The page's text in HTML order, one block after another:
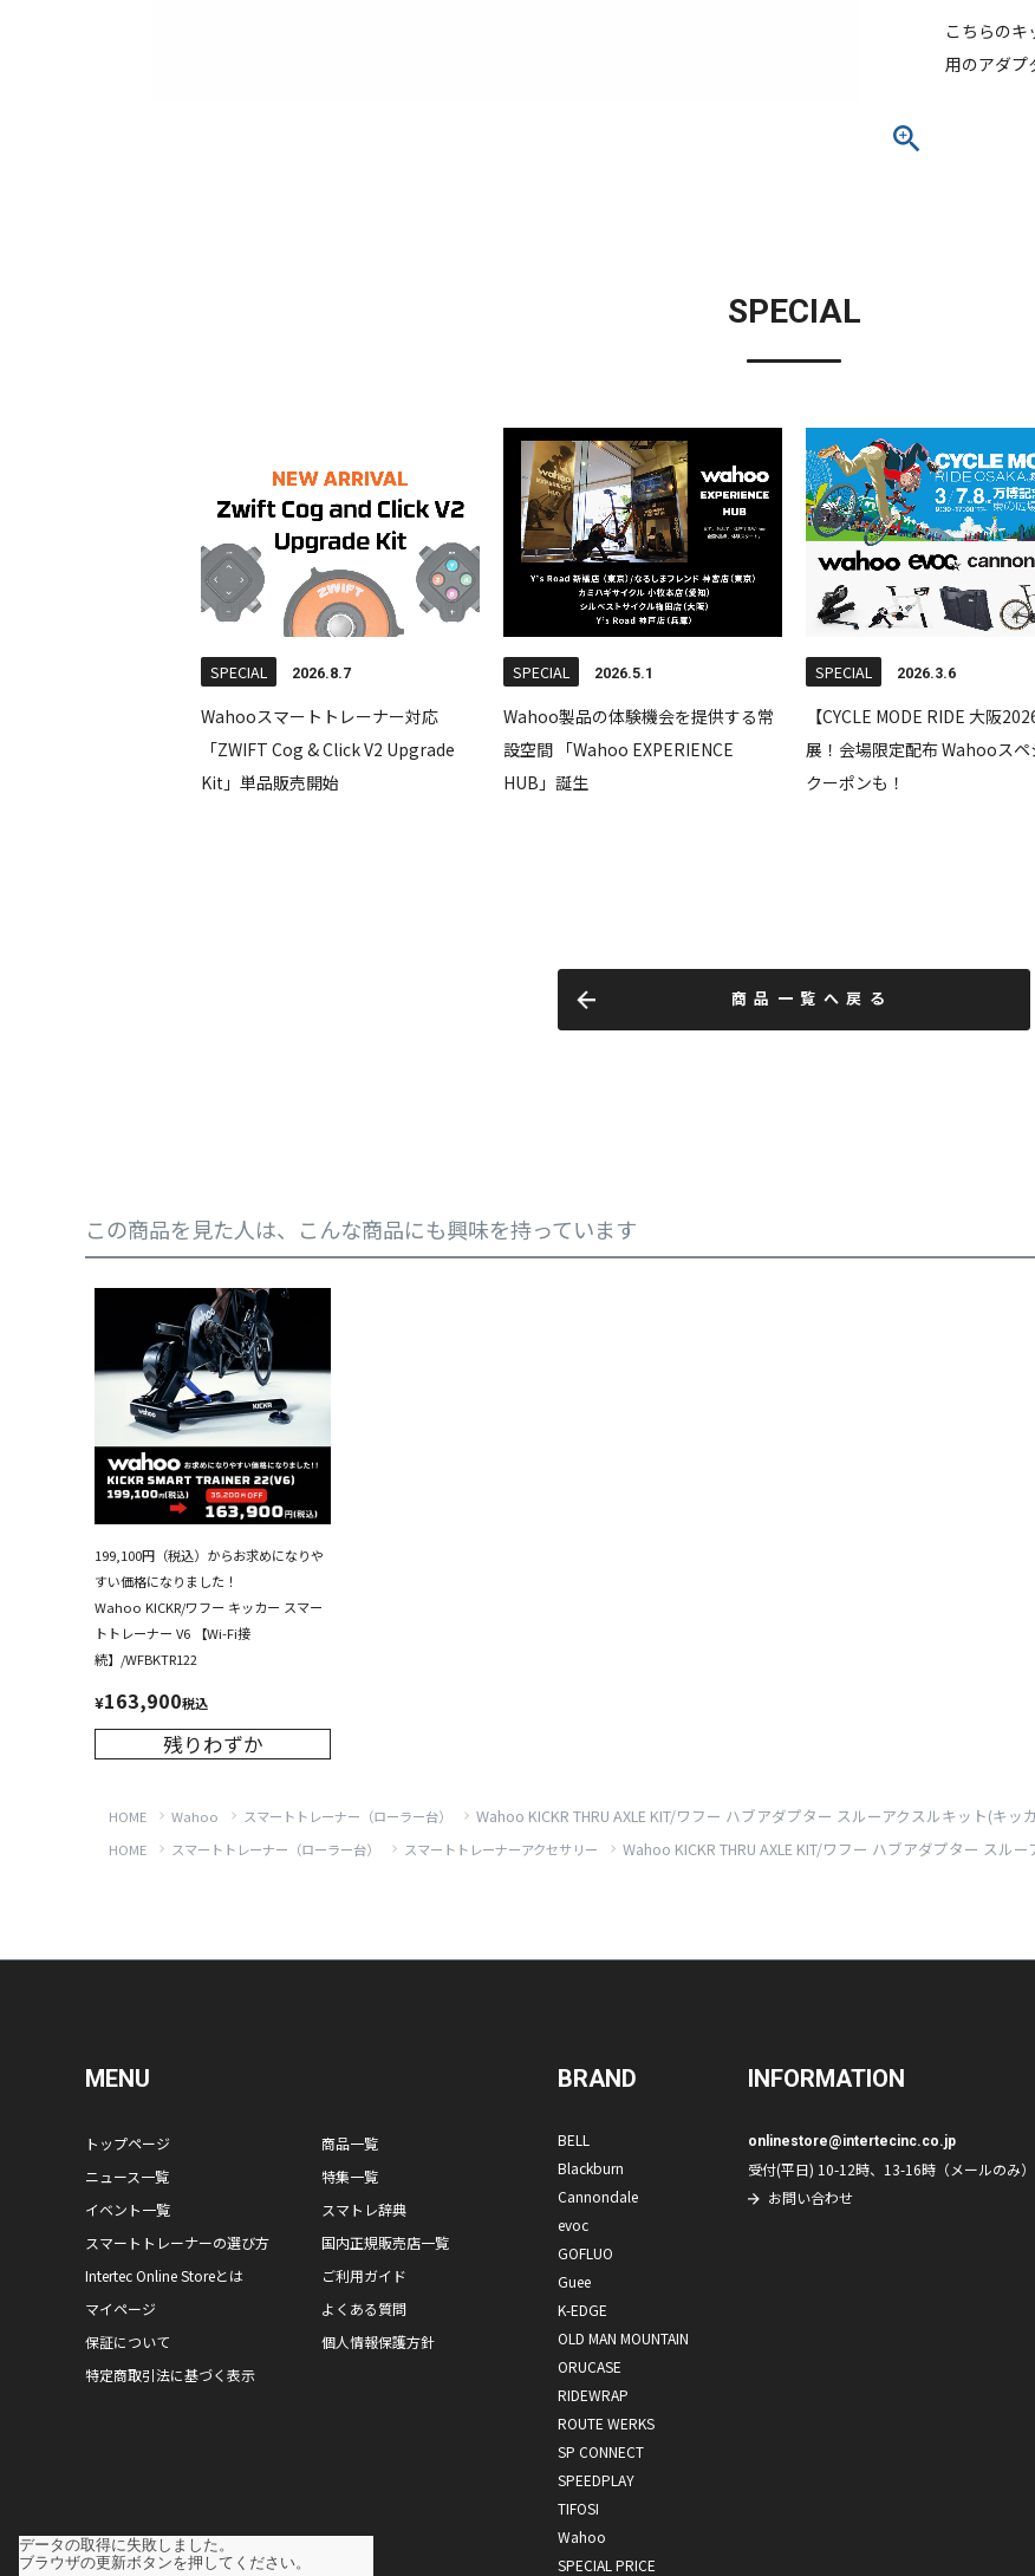
こちらの
用のアダプ
SPECIAL
商品一覧へ戻る
この商品を見た人は、こんな商品にも興味を持っています
199,100円（税込）からお求めになりや
すい価格になりました！
Wahoo KICKR/ワフー キッカー スマー
トトレーナー V6 【Wi-Fi接
続】/WFBKTR122
¥163,900税込
残りわずか
HOME Wahoo スマートトレーナー（ローラー台） Wahoo KICKR THRU AXLE KIT/ワフー ハブアダプター スルーアクスルキット(キ
HOME スマートトレーナー（ローラー台） スマートトレーナーアクセサリー Wahoo KICKR THRU AXLE KIT/ワフー ハブアダプター ス
MENU
トップページ
商品一覧
ニュース一覧
特集一覧
イベント一覧
スマトレ辞典
スマートトレーナーの選び方
国内正規販売店一覧
Intertec Online Storeとは
ご利用ガイド
マイページ
よくある質問
保証について
個人情報保護方針
特定商取引法に基づく表示
BRAND
BELL
Blackburn
Cannondale
evoc
GOFLUO
Guee
K-EDGE
OLD MAN MOUNTAIN
ORUCASE
RIDEWRAP
ROUTE WERKS
SP CONNECT
SPEEDPLAY
TIFOSI
Wahoo
SPECIAL PRICE
INFORMATION
onlinestore@intertecinc.co.jp
受付(平日) 10-12時、13-16時（メールのみ）
お問い合わせ